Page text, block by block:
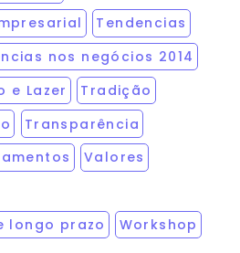
Tendencias
nos negócios 2014
e Lazer
Tradição
Transparência
Valores
longo prazo
Workshop